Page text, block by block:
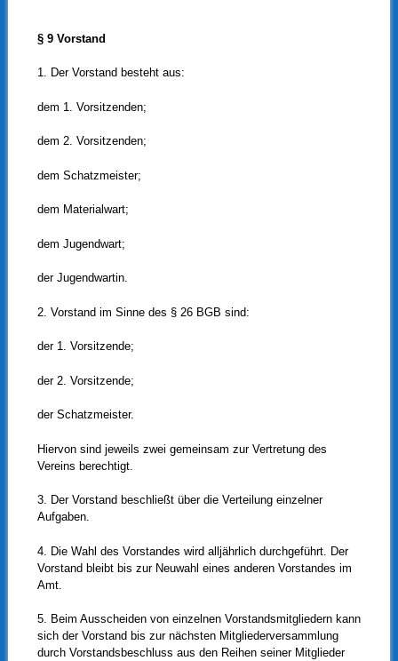
§ 9 Vorstand
1. Der Vorstand besteht aus:
dem 1. Vorsitzenden;
dem 2. Vorsitzenden;
dem Schatzmeister;
dem Materialwart;
dem Jugendwart;
der Jugendwartin.
2. Vorstand im Sinne des § 26 BGB sind:
der 1. Vorsitzende;
der 2. Vorsitzende;
der Schatzmeister.
Hiervon sind jeweils zwei gemeinsam zur Vertretung des
Vereins berechtigt.
3. Der Vorstand beschließt über die Verteilung einzelner
Aufgaben.
4. Die Wahl des Vorstandes wird alljährlich durchgeführt. Der
Vorstand bleibt bis zur Neuwahl eines anderen Vorstandes im
Amt.
5. Beim Ausscheiden von einzelnen Vorstandsmitgliedern kann
sich der Vorstand bis zur nächsten Mitgliederversammlung
durch Vorstandsbeschluss aus den Reihen seiner Mitglieder